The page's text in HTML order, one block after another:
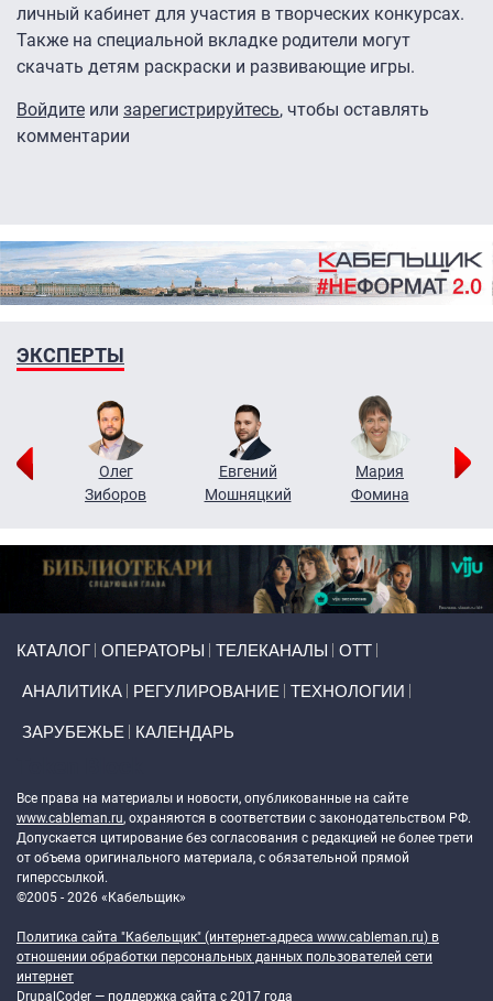
личный кабинет для участия в творческих конкурсах.
Также на специальной вкладке родители могут
скачать детям раскраски и развивающие игры.
Войдите или зарегистрируйтесь, чтобы оставлять
комментарии
ЭКСПЕРТЫ
Олег
Зиборов
Евгений
Мошняцкий
Мария
Фомина
КАТАЛОГ ОПЕРАТОРЫ ТЕЛЕКАНАЛЫ ОТТ
АНАЛИТИКА РЕГУЛИРОВАНИЕ ТЕХНОЛОГИИ
ЗАРУБЕЖЬЕ КАЛЕНДАРЬ
Все права на материалы и новости, опубликованные на сайте
www.cableman.ru, охраняются в соответствии с законодательством РФ.
Допускается цитирование без согласования с редакцией не более трети
от объема оригинального материала, с обязательной прямой
гиперссылкой.
©2005 - 2026 «Кабельщик»
Политика сайта "Кабельщик" (интернет-адреса www.cableman.ru) в
отношении обработки персональных данных пользователей сети
интернет
DrupalCoder — поддержка сайта c 2017 года